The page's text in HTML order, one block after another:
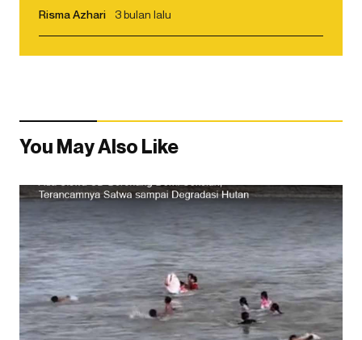
Risma Azhari 3 bulan lalu
You May Also Like